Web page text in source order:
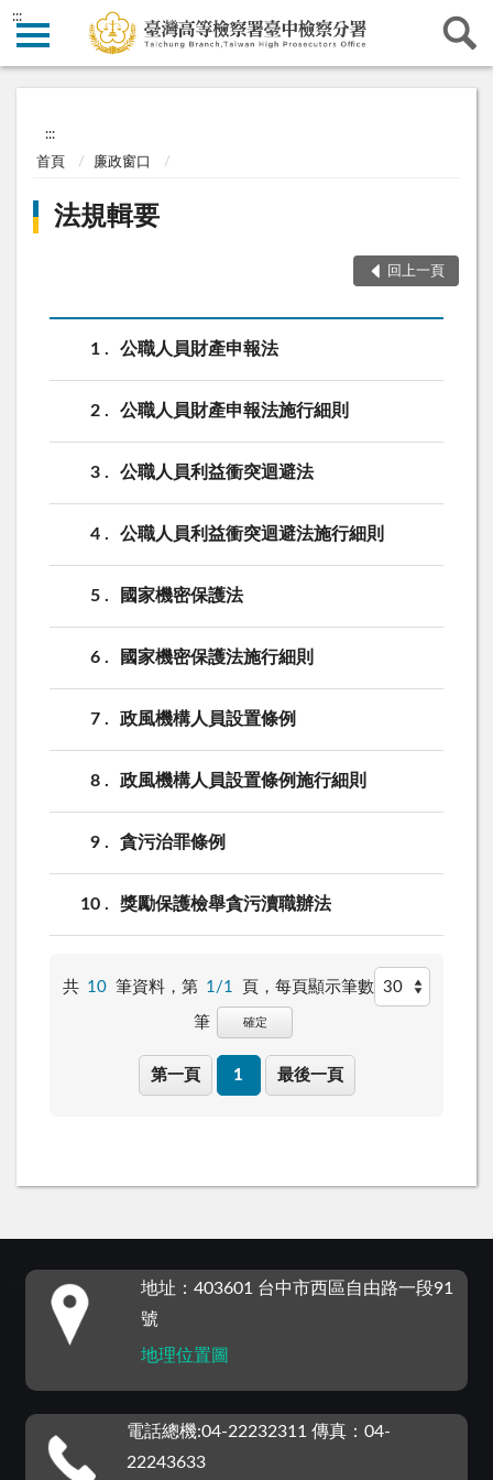
:::
:::
首頁 廉政窗口
法規輯要
回上一頁
1 公職人員財產申報法
2 公職人員財產申報法施行細則
3 公職人員利益衝突迴避法
4 公職人員利益衝突迴避法施行細則
5 國家機密保護法
6 國家機密保護法施行細則
7 政風機構人員設置條例
8 政風機構人員設置條例施行細則
9 貪污治罪條例
10 獎勵保護檢舉貪污瀆職辦法
共 10 筆資料，第 1/1 頁， 每頁顯示筆數
筆 確定
第一頁 1 最後一頁
地址：403601 台中市西區自由路一段91
號
地理位置圖
電話總機:04-22232311 傳真：04-
22243633